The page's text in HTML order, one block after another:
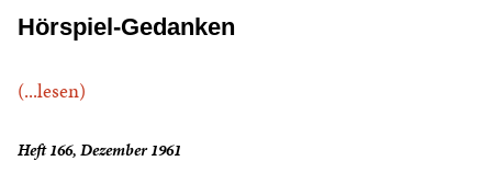
Hörspiel-Gedanken
(...lesen)
Heft 166, Dezember 1961